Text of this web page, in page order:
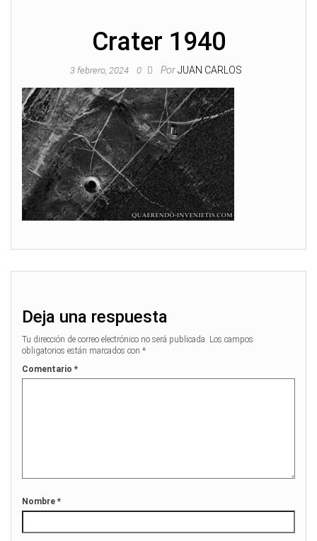
Crater 1940
3 febrero, 2024 0 Por JUAN CARLOS
Deja una respuesta
Tu dirección de correo electrónico no será publicada. Los campos
obligatorios están marcados con *
Comentario *
Nombre *